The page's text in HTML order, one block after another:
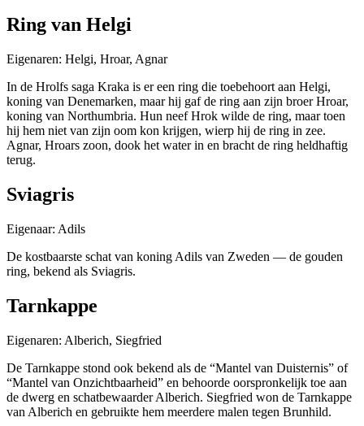
Ring van Helgi
Eigenaren: Helgi, Hroar, Agnar
In de Hrolfs saga Kraka is er een ring die toebehoort aan Helgi,
koning van Denemarken, maar hij gaf de ring aan zijn broer Hroar,
koning van Northumbria. Hun neef Hrok wilde de ring, maar toen
hij hem niet van zijn oom kon krijgen, wierp hij de ring in zee.
Agnar, Hroars zoon, dook het water in en bracht de ring heldhaftig
terug.
Sviagris
Eigenaar: Adils
De kostbaarste schat van koning Adils van Zweden — de gouden
ring, bekend als Sviagris.
Tarnkappe
Eigenaren: Alberich, Siegfried
De Tarnkappe stond ook bekend als de “Mantel van Duisternis” of
“Mantel van Onzichtbaarheid” en behoorde oorspronkelijk toe aan
de dwerg en schatbewaarder Alberich. Siegfried won de Tarnkappe
van Alberich en gebruikte hem meerdere malen tegen Brunhild.